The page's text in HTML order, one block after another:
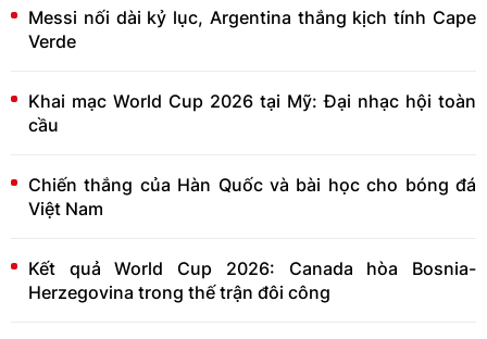
Messi nối dài kỷ lục, Argentina thắng kịch tính Cape
Verde
Khai mạc World Cup 2026 tại Mỹ: Đại nhạc hội toàn
cầu
Chiến thắng của Hàn Quốc và bài học cho bóng đá
Việt Nam
Kết quả World Cup 2026: Canada hòa Bosnia-
Herzegovina trong thế trận đôi công